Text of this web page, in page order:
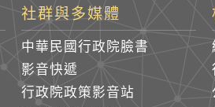
社群與多媒體
中華民國行政院臉書
影音快遞
行政院政策影音站